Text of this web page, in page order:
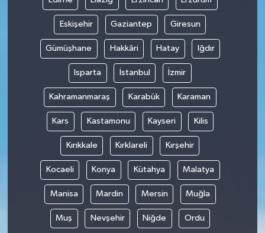
Eskişehir Gaziantep Giresun
Gümüşhane Hakkâri Hatay Iğdır
Isparta İstanbul İzmir
Kahramanmaraş Karabük Karaman
Kars Kastamonu Kayseri Kilis
Kırıkkale Kırklareli Kırşehir
Kocaeli Konya Kütahya Malatya
Manisa Mardin Mersin Muğla
Muş Nevşehir Niğde Ordu